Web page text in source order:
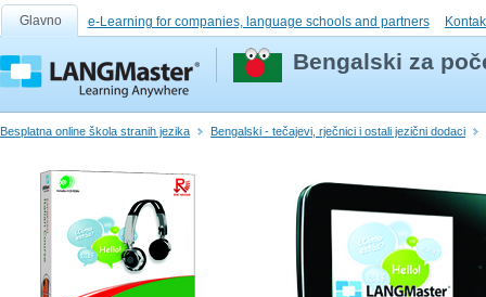
Glavno e-Learning for companies, language schools and partners
Bengalski za
Besplatna online škola stranih jezika Bengalski - tečajevi, rječnici i ostali jezični dodaci